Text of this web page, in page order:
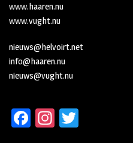
www.haaren.nu
www.vught.nu
nieuws@helvoirt.net
info@haaren.nu
nieuws@vught.nu
Fa In